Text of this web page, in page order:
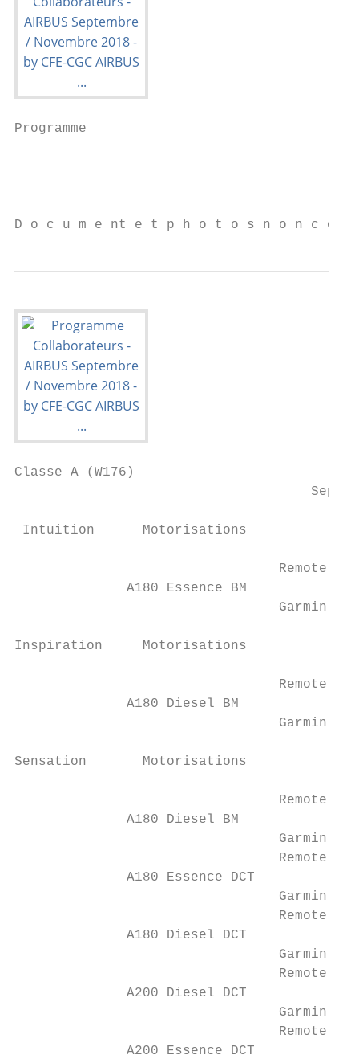
Programme
D o c u m e nt e t p h o t o s n o n c o
Classe A (W176)
Intuition      Motorisations
Remote
A180 Essence BM
Garmin /
Inspiration     Motorisations
Remote
A180 Diesel BM
Garmin /
Sensation       Motorisations
Remote
A180 Diesel BM
Garmin /
Remote
A180 Essence DCT
Garmin /
Remote
A180 Diesel DCT
Garmin /
Remote
A200 Diesel DCT
Garmin /
Remote
A200 Essence DCT